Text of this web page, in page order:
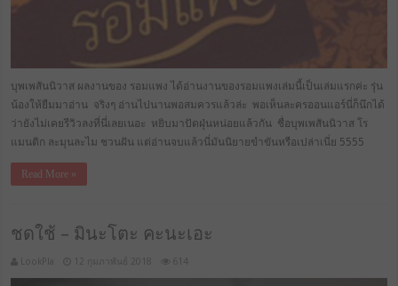
บุพเพสันนิวาส ผลงานของ รอมแพง ได้อ่านงานของรอมแพงเล่มนี้เป็นเล่มแรกค่ะ รุ่น
น้องให้ยืมมาอ่าน จริงๆ อ่านไปนานพอสมควรแล้วล่ะ พอเห็นละครออนแอร์นี่ก็นึกได้
ว่ายังไม่เคยรีวิวลงที่นี่เลยเนอะ หยิบมาปัดฝุ่นหน่อยแล้วกัน ชื่อบุพเพสันนิวาส โร
แมนติก ละมุนละไม ชวนฝัน แต่อ่านจบแล้วนี่มันนิยายขำขันหรือเปล่าเนี่ย 5555
Read More »
ชดใช้ – มินะโตะ คะนะเอะ
12 กุมภาพันธ์ 2018 614